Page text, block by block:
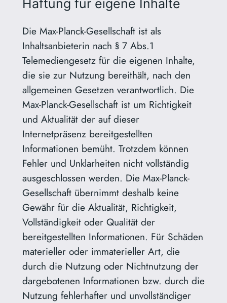
Haftung für eigene Inhalte
Die Max-Planck-Gesellschaft ist als
Inhaltsanbieterin nach § 7 Abs.1
Telemediengesetz für die eigenen Inhalte,
die sie zur Nutzung bereithält, nach den
allgemeinen Gesetzen verantwortlich. Die
Max-Planck-Gesellschaft ist um Richtigkeit
und Aktualität der auf dieser
Internetpräsenz bereitgestellten
Informationen bemüht. Trotzdem können
Fehler und Unklarheiten nicht vollständig
ausgeschlossen werden. Die Max-Planck-
Gesellschaft übernimmt deshalb keine
Gewähr für die Aktualität, Richtigkeit,
Vollständigkeit oder Qualität der
bereitgestellten Informationen. Für Schäden
materieller oder immaterieller Art, die
durch die Nutzung oder Nichtnutzung der
dargebotenen Informationen bzw. durch die
Nutzung fehlerhafter und unvollständiger